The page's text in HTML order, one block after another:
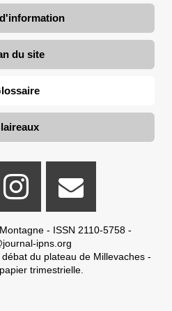
du site
- ISSN 2110-5758 -
ipns.org
du plateau de Millevaches -
trimestrielle.